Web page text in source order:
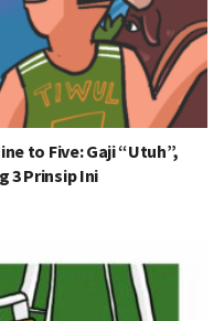
to Five: Gaji “Utuh”,
3 Prinsip Ini